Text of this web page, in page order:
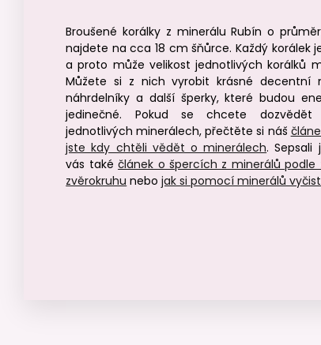
Broušené korálky z minerálu Rubín o
najdete na cca 18 cm šňůrce. Každý korálek
a proto může velikost jednotlivých korálků
Můžete si z nich vyrobit krásné decentní
náhrdelníky a další šperky, které budou
jedinečné. Pokud se chcete
jednotlivých minerálech, přečtěte si náš
jste kdy chtěli vědět o minerálech. Sepsali
vás takéčlánek o špercích z minerálů podle
zvěrokruhu nebojak si pomocí minerálů